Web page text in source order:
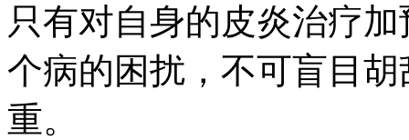
只有对自身的皮炎治疗
个病的困扰，不可盲目
重。